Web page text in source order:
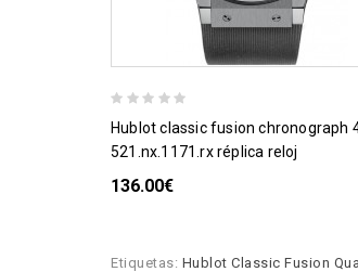
hublot classic fusion chronograph 45mm
521.nx.1171.rx réplica reloj
136.00€
Etiquetas: Hublot Classic Fusion